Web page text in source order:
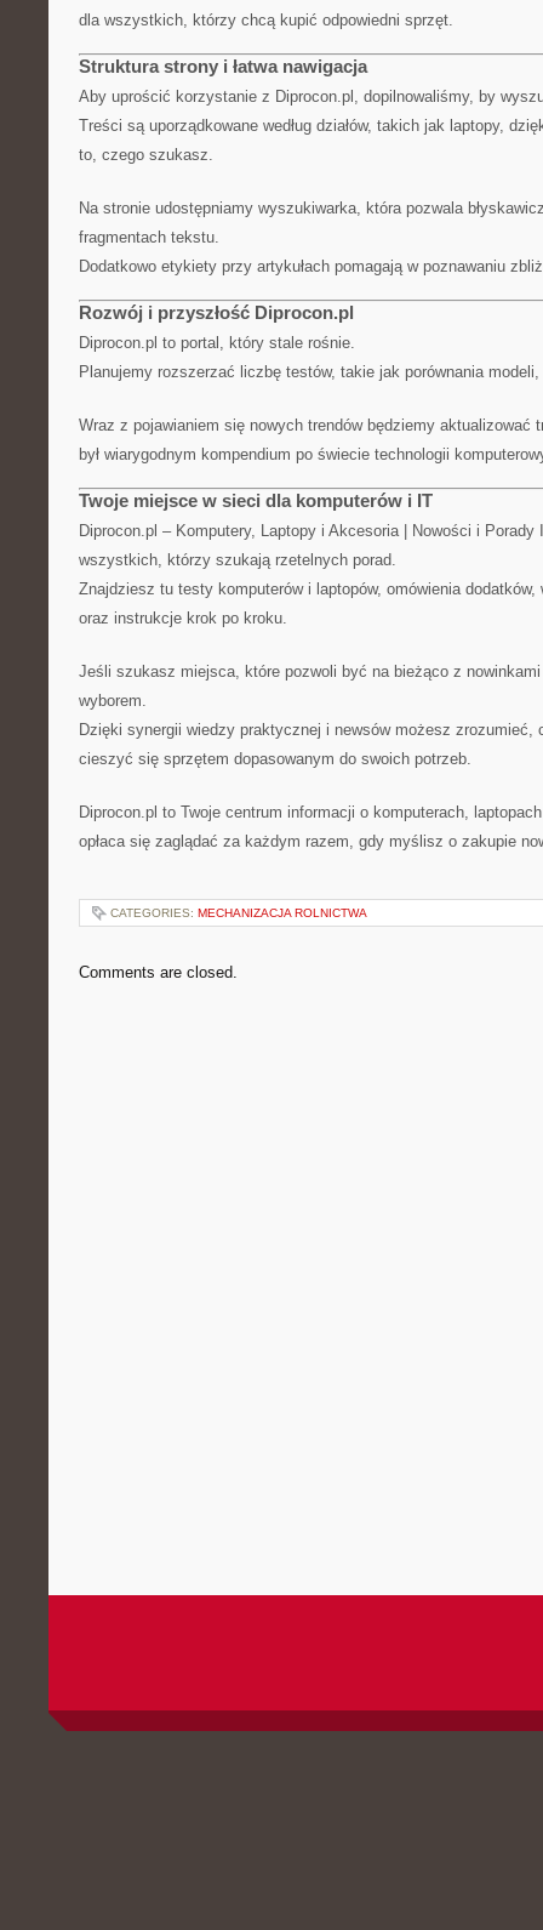
dla wszystkich, którzy chcą kupić odpowiedni sprzęt.
Struktura strony i łatwa nawigacja
Aby uprościć korzystanie z Diprocon.pl, dopilnowaliśmy, by
Treści są uporządkowane według działów, takich jak laptopy,
to, czego szukasz.
Na stronie udostępniamy wyszukiwarka, która pozwala
fragmentach tekstu.
Dodatkowo etykiety przy artykułach pomagają w poznawaniu
Rozwój i przyszłość Diprocon.pl
Diprocon.pl to portal, który stale rośnie.
Planujemy rozszerzać liczbę testów, takie jak porównania
Wraz z pojawianiem się nowych trendów będziemy aktualizować
był wiarygodnym kompendium po świecie technologii
Twoje miejsce w sieci dla komputerów i IT
Diprocon.pl – Komputery, Laptopy i Akcesoria | Nowości i Porady
wszystkich, którzy szukają rzetelnych porad.
Znajdziesz tu testy komputerów i laptopów, omówienia
oraz instrukcje krok po kroku.
Jeśli szukasz miejsca, które pozwoli być na bieżąco z
wyborem.
Dzięki synergii wiedzy praktycznej i newsów możesz zrozumieć,
cieszyć się sprzętem dopasowanym do swoich potrzeb.
Diprocon.pl to Twoje centrum informacji o komputerach,
opłaca się zaglądać za każdym razem, gdy myślisz o zakupie
CATEGORIES: MECHANIZACJA ROLNICTWA
Comments are closed.